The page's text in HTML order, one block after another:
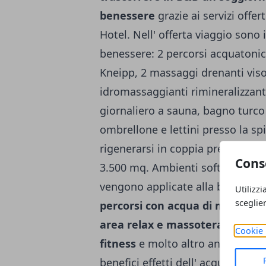
Cookie
benessere grazie ai servizi
Hotel. Nell' offerta viaggio sono
benessere: 2 percorsi
Kneipp, 2 massaggi drenanti
idromassaggianti
giornaliero a sauna, bagno
ombrellone e lettini presso la
rigenerarsi in coppia presso la
3.500 mq. Ambienti soft e
vengono applicate alla
percorsi con acqua di mare, 12
area relax e massoterapia con
fitness e molto altro ancora. La
benefici effetti dell' acqua